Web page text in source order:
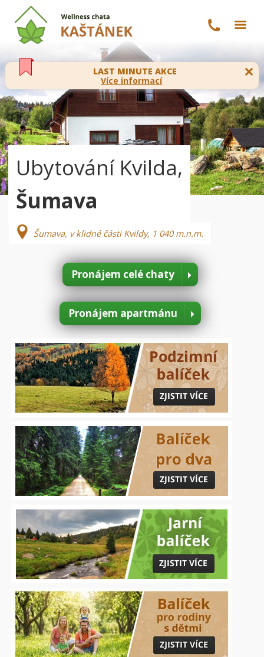
LAST MINUTE AKCE
Více informací
Ubytování Kvilda,
Šumava
Šumava, v klidné části Kvildy, 1 040 m.n.m.
Pronájem celé chaty
Pronájem apartmánu